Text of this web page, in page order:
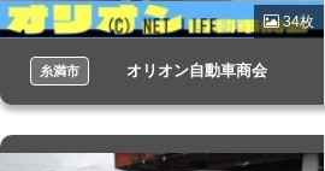
34枚
糸満市 オリオン自動車商会